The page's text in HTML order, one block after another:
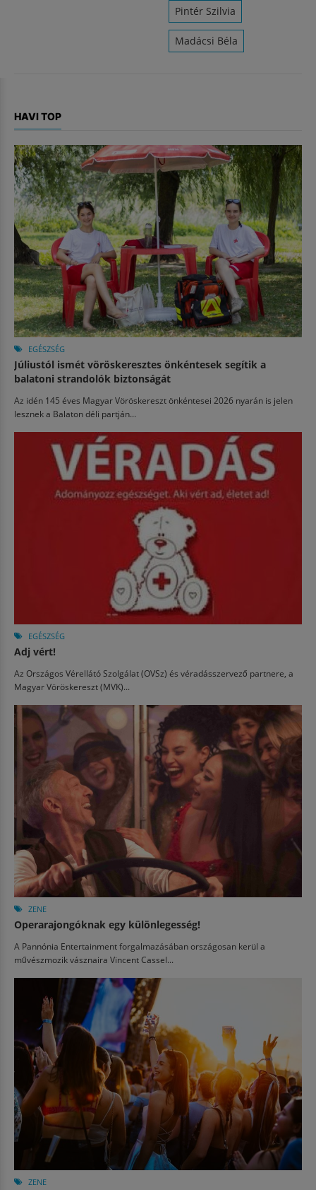
Pintér Szilvia
Madácsi Béla
HAVI TOP
EGÉSZSÉG
Júliustól ismét vöröskeresztes önkéntesek segítik a
balatoni strandolók biztonságát
Az idén 145 éves Magyar Vöröskereszt önkéntesei 2026 nyarán is jelen
lesznek a Balaton déli partján...
EGÉSZSÉG
Adj vért!
Az Országos Vérellátó Szolgálat (OVSz) és véradásszervező partnere, a
Magyar Vöröskereszt (MVK)...
ZENE
Operarajongóknak egy különlegesség!
A Pannónia Entertainment forgalmazásában országosan kerül a
művészmozik vásznaira Vincent Cassel...
ZENE